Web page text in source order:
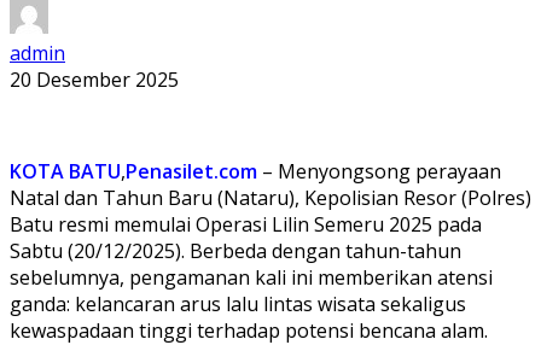
admin
20 Desember 2025
KOTA BATU,Penasilet.com – Menyongsong perayaan
Natal dan Tahun Baru (Nataru), Kepolisian Resor (Polres)
Batu resmi memulai Operasi Lilin Semeru 2025 pada
Sabtu (20/12/2025). Berbeda dengan tahun-tahun
sebelumnya, pengamanan kali ini memberikan atensi
ganda: kelancaran arus lalu lintas wisata sekaligus
kewaspadaan tinggi terhadap potensi bencana alam.